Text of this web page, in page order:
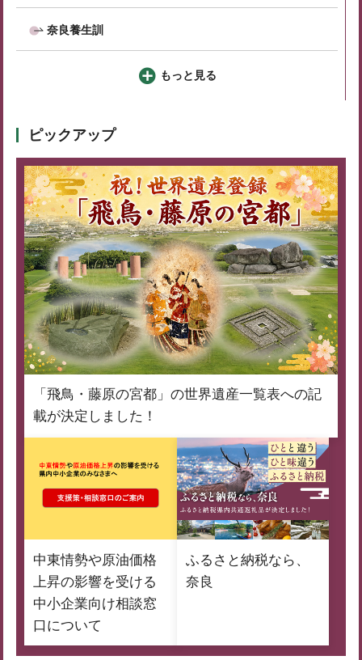
奈良養生訓
もっと見る
ピックアップ
「飛鳥・藤原の宮都」の世界遺産一覧表への記
載が決定しました！
中東情勢や原油価格
上昇の影響を受ける
中小企業向け相談窓
口について
ふるさと納税なら、
奈良